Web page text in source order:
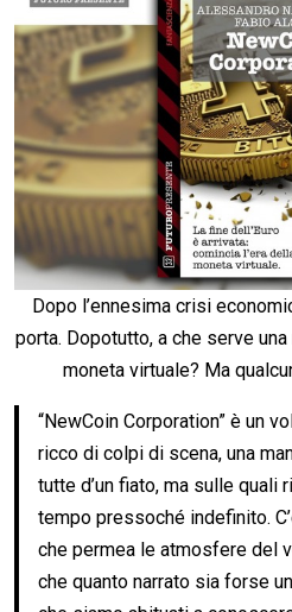
Dopo l’ennesima crisi
porta. Dopotutto, a che serve una
moneta virtuale? Ma
“NewCoin Corporation” è un
ricco di colpi di scena, una
tutte d’un fiato, ma sulle quali
tempo pressoché indefinito.
che permea le atmosfere del
che quanto narrato sia forse